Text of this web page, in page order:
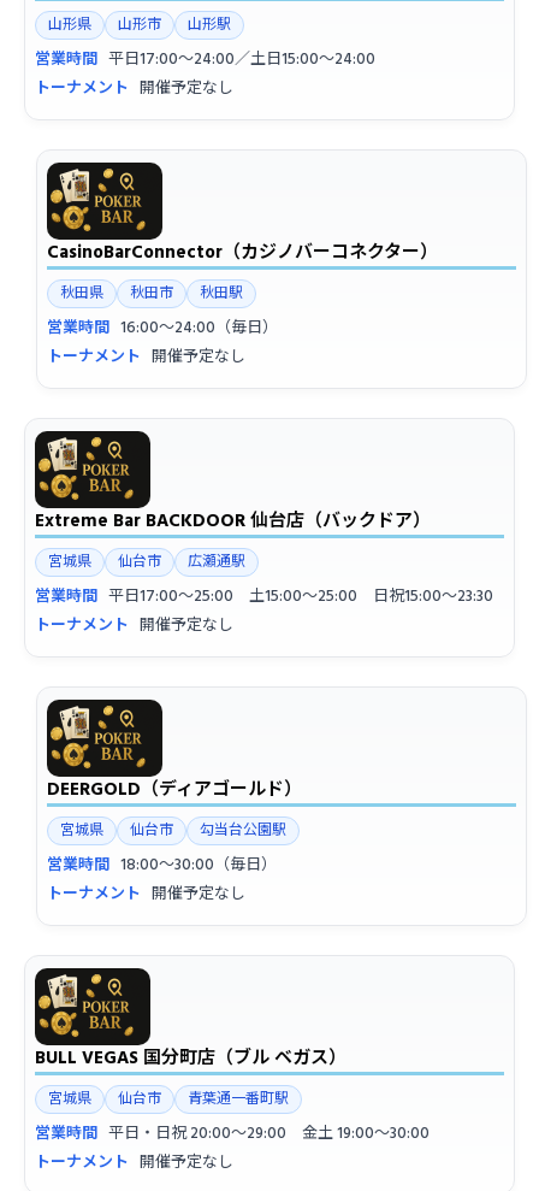
山形県 山形市 山形駅
営業時間 平日17:00〜24:00／土日15:00〜24:00
トーナメント 開催予定なし
CasinoBarConnector（カジノバーコネクター）
秋田県 秋田市 秋田駅
営業時間 16:00〜24:00（毎日）
トーナメント 開催予定なし
Extreme Bar BACKDOOR 仙台店（バックドア）
宮城県 仙台市 広瀬通駅
営業時間 平日17:00〜25:00 土15:00〜25:00 日祝15:00〜23:30
トーナメント 開催予定なし
DEERGOLD（ディアゴールド）
宮城県 仙台市 勾当台公園駅
営業時間 18:00〜30:00（毎日）
トーナメント 開催予定なし
BULL VEGAS 国分町店（ブル ベガス）
宮城県 仙台市 青葉通一番町駅
営業時間 平日・日祝 20:00〜29:00 金土 19:00〜30:00
トーナメント 開催予定なし